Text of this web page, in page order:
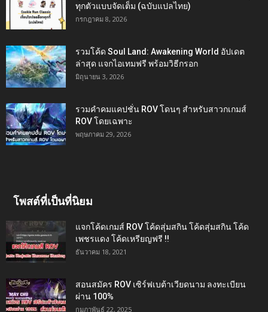
ทุกตัวแบบจัดเต็ม (ฉบับแปลไทย)
กรกฎาคม 8, 2026
รวมโค้ด Soul Land: Awakening World อัปเดต
ล่าสุด แจกไอเทมฟรี พร้อมวิธีกรอก
มิถุนายน 3, 2026
รวมคำคมแคปชั่น ROV โดนๆ สำหรับสาวกเกมส์
ROV โดยเฉพาะ
พฤษภาคม 29, 2026
โพสต์ที่เป็นที่นิยม
แจกโค้ดเกมส์ ROV โค้ดสุ่มสกิน โค้ดสุ่มสกิน โค้ด
เพชรแดง โค้ดเหรียญฟรี !!
ธันวาคม 18, 2021
สอนสมัคร ROV เซิร์ฟเบต้าเวียดนาม ลงทะเบียน
ผ่าน 100%
กุมภาพันธ์ 22, 2025